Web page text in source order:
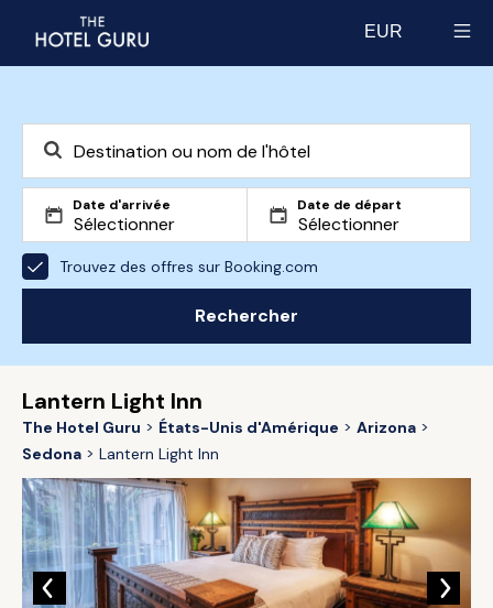
EUR
Date d'arrivée Date de départ
Trouvez des offres sur Booking.com
Rechercher
Lantern Light Inn
The Hotel Guru États-Unis d'Amérique
Arizona
Sedona
Lantern Light Inn